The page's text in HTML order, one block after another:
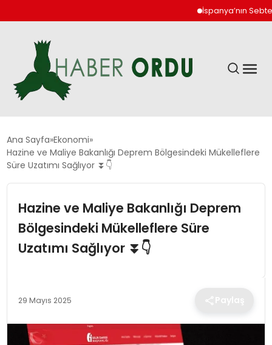
İspanya’nın Sebte
GÜNDEM
DÜNYA
EKONOMI
SIYASET
Ana Sayfa Ekonomi
Hazine ve Maliye Bakanlığı Deprem Bölgesindeki Mükelleflere
Süre Uzatımı Sağlıyor ⏬👇
Hazine ve Maliye Bakanlığı Deprem
Bölgesindeki Mükelleflere Süre
Uzatımı Sağlıyor ⏬👇
29 Mayıs 2025